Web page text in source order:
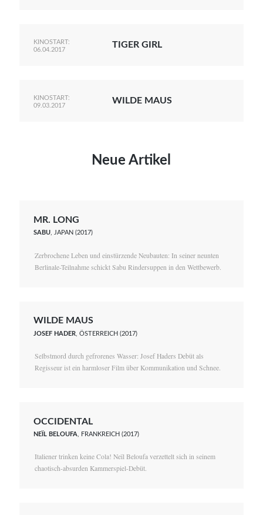
KINOSTART:
06.04.2017
TIGER GIRL
KINOSTART:
09.03.2017
WILDE MAUS
Neue Artikel
MR. LONG
SABU, JAPAN (2017)
Zerbrochene Leben und einstürzende Neubauten: In seiner neunten
Berlinale-Teilnahme schickt Sabu Rindersuppen in den Wettbewerb.
WILDE MAUS
JOSEF HADER , ÖSTERREICH (2017)
Selbstmord durch gefrorenes Wasser: Josef Haders Debüt als
Regisseur ist ein harmloser Film über Kommunikation und Schnee.
OCCIDENTAL
NEÏL BELOUFA , FRANKREICH (2017)
Italiener trinken keine Cola! Neïl Beloufa verzettelt sich in seinem
chaotisch-absurden Kammerspiel-Debüt.